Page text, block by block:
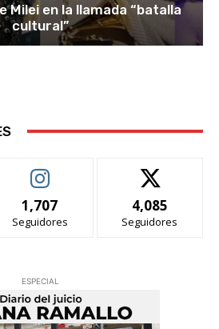
Milei en la llamada “batalla
cultural”
1,707
Seguidores
4,085
Seguidores
ESPECIAL